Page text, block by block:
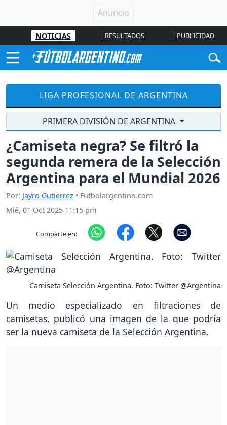
NOTICIAS RESULTADOS PUBLICIDAD
LIGA PROFESIONAL DE ARGENTINA
PRIMERA DIVISIÓN DE ARGENTINA
¿Camiseta negra? Se filtró la
segunda remera de la Selección
Argentina para el Mundial 2026
Por: Jayro Gutierrez • Futbolargentino.com
Mié, 01 Oct 2025 11:15 pm
Comparte en:
Camiseta Selección Argentina. Foto: Twitter @Argentina
Un medio especializado en filtraciones de
camisetas, publicó una imagen de la que podría
ser la nueva camiseta de la Selección Argentina.